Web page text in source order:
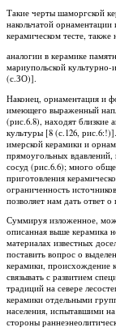
Такие черты шаморгской
накольчатой орнаментации
керамическом тесте, также
аналогии в керамике
мариупольской культурно-
(с.ЗО)].
Наконец, орнаментация и
имеющего выраженный
(рис.6.8), находят близкие
культуры [8 (с.126,
имерской керамики и
прямоугольных
сосуд (рис.6.6); много
приготовления
ограниченность
позволяет нам дать ответ
Суммируя изложенное,
описанная выше керамика
материалах известных
поставить вопрос о
керамики, происхождение
связывать с развитием
традиций на севере
керамики отдельными
населения, испытавшими
стороны